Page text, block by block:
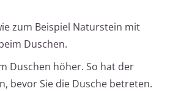
zum Beispiel Naturstein mit
Duschen.
Duschen höher. So hat der
bevor Sie die Dusche betreten.